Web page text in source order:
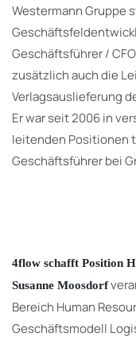
Westermann Gruppe
Geschäftsführer /
zusätzlich auch die
Verlagsauslieferung
Er war seit 2006 in
leitenden Positionen
Geschäftsführer bei
4flow schafft Position
Susanne Moosdorf
Bereich Human
Geschäftsmodell